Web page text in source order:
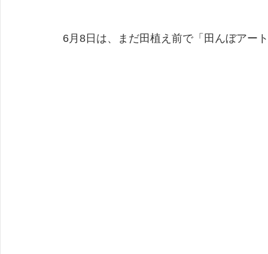
6月8日は、まだ田植え前で「田んぼアー